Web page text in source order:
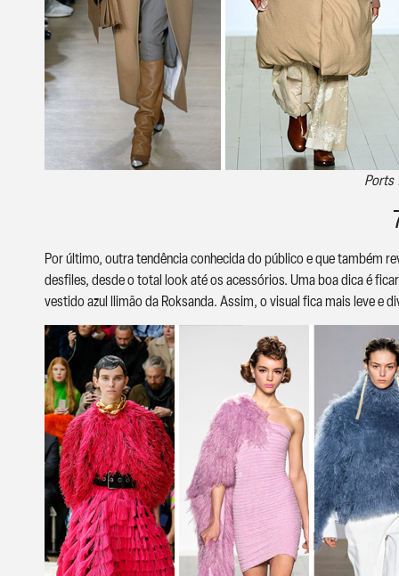
Ports
Por último, outra tendência conhecida do público e que também
desfiles, desde o total look até os acessórios. Uma boa dica é
vestido azul llimão da Roksanda. Assim, o visual fica mais leve e